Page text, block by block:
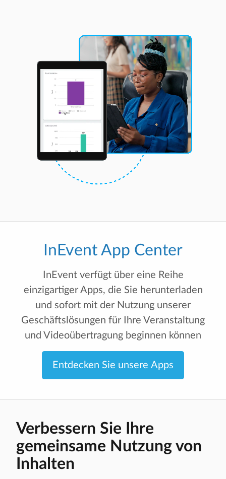
InEvent App Center
InEvent verfügt über eine Reihe
einzigartiger Apps, die Sie herunterladen
und sofort mit der Nutzung unserer
Geschäftslösungen für Ihre Veranstaltung
und Videoübertragung beginnen können
Entdecken Sie unsere Apps
Verbessern Sie Ihre
gemeinsame Nutzung von
Inhalten